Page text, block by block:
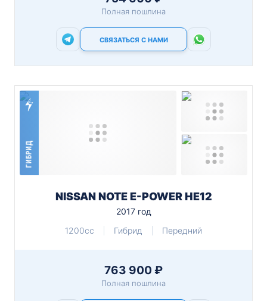
Полная пошлина
СВЯЗАТЬСЯ С НАМИ
ГИБРИД
NISSAN NOTE E-POWER HE12
2017 год
1200cc
Гибрид Передний
763 900 ₽
Полная пошлина